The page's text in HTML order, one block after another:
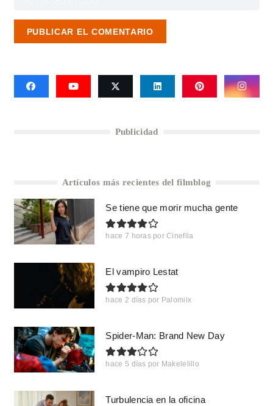
PUBLICAR EL COMENTARIO
Publicidad
Artículos más recientes del filmblog
Se tiene que morir mucha gente
hace 7 horas por Cinefila
El vampiro Lestat
hace 2 días por Palomiix
Spider-Man: Brand New Day
hace 5 días por Makelelillo
Turbulencia en la oficina